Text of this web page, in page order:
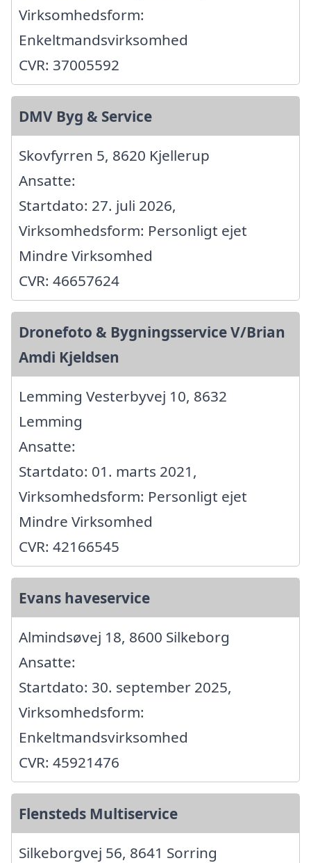
Virksomhedsform:
Enkeltmandsvirksomhed
CVR: 37005592
DMV Byg & Service
Skovfyrren 5, 8620 Kjellerup
Ansatte:
Startdato: 27. juli 2026,
Virksomhedsform: Personligt ejet
Mindre Virksomhed
CVR: 46657624
Dronefoto & Bygningsservice V/Brian
Amdi Kjeldsen
Lemming Vesterbyvej 10, 8632
Lemming
Ansatte:
Startdato: 01. marts 2021,
Virksomhedsform: Personligt ejet
Mindre Virksomhed
CVR: 42166545
Evans haveservice
Almindsøvej 18, 8600 Silkeborg
Ansatte:
Startdato: 30. september 2025,
Virksomhedsform:
Enkeltmandsvirksomhed
CVR: 45921476
Flensteds Multiservice
Silkeborgvej 56, 8641 Sorring